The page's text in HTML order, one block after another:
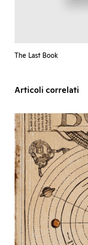
The Last Book
Articoli correlati